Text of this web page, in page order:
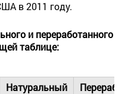
в 2011 году.
и переработанного
таблице:
Натуральный